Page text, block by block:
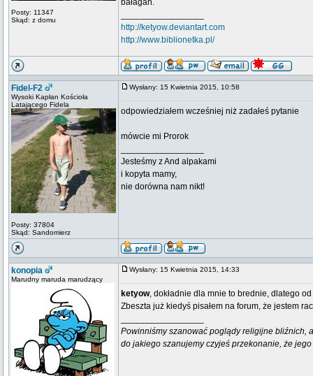
Posty: 11347
Skąd: z domu
bałagan.
http://ketyow.deviantart.com
http://www.biblionetka.pl/
Fidel-F2
Wysoki Kapłan Kościoła
Latającego Fidela
Posty: 37804
Skąd: Sandomierz
Wysłany: 15 Kwietnia 2015, 10:58
odpowiedziałem wcześniej niż zadałeś pytanie
mówcie mi Prorok
Jesteśmy z And alpakami
i kopyta mamy,
nie dorówna nam nikt!
konopia
Marudny maruda marudzący
Wysłany: 15 Kwietnia 2015, 14:33
ketyow, dokładnie dla mnie to brednie, dlatego
Zbeszta już kiedyś pisałem na forum, że jestem
Powinniśmy szanować poglądy religijne bliźnich,
do jakiego szanujemy czyjeś przekonanie, że